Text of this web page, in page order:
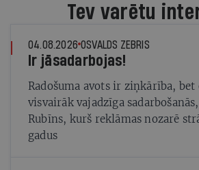
Tev varētu
04.08.2026 OSVALDS ZEBRIS
Ir jāsadarbojas!
Radošuma avots ir ziņkārība, bet
visvairāk vajadzīga
Rubīns, kurš reklāmas nozarē
gadus